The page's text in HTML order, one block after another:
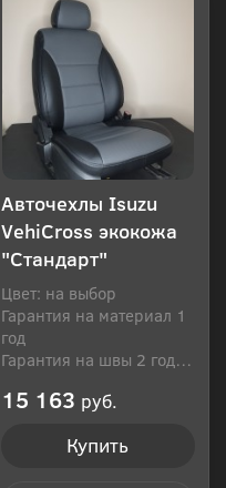
Авточехлы Isuzu
VehiCross экокожа
"Стандарт"
Цвет: на выбор
Гарантия на материал 1
год
Гарантия на швы 2 года
15 163 руб.
Купить